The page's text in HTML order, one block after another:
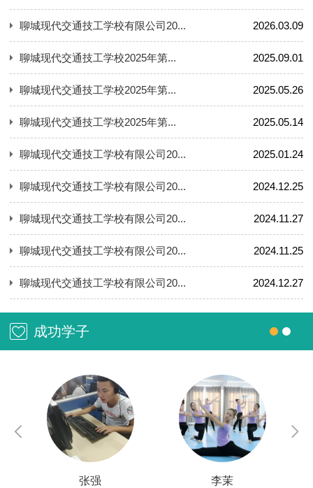
2026.03.09
聊城现代交通技工学校有限公司20...
2025.09.01
聊城现代交通技工学校2025年第...
2025.05.26
聊城现代交通技工学校2025年第...
2025.05.14
聊城现代交通技工学校2025年第...
2025.01.24
聊城现代交通技工学校有限公司20...
2024.12.25
聊城现代交通技工学校有限公司20...
2024.11.27
聊城现代交通技工学校有限公司20...
2024.11.25
聊城现代交通技工学校有限公司20...
2024.12.27
聊城现代交通技工学校有限公司20...
成功学子
张强 李茉